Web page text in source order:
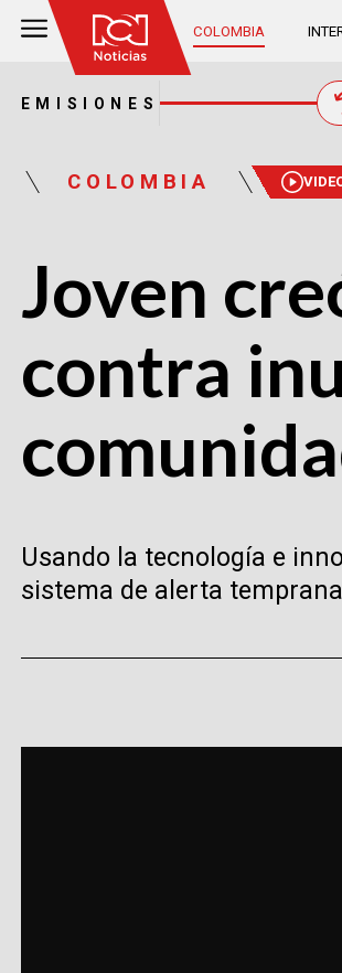
COLOMBIA
EMISIONES
COLOMBIA
Joven
contra
Usando la tecnología e
sistema de alerta